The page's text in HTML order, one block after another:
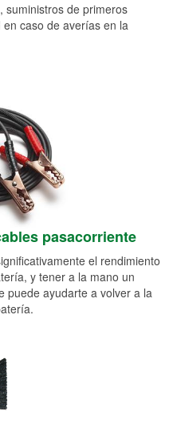
suministros de primeros
caso de averías en la
pasacorriente
el rendimiento
y tener a la mano un
puede ayudarte a volver a la